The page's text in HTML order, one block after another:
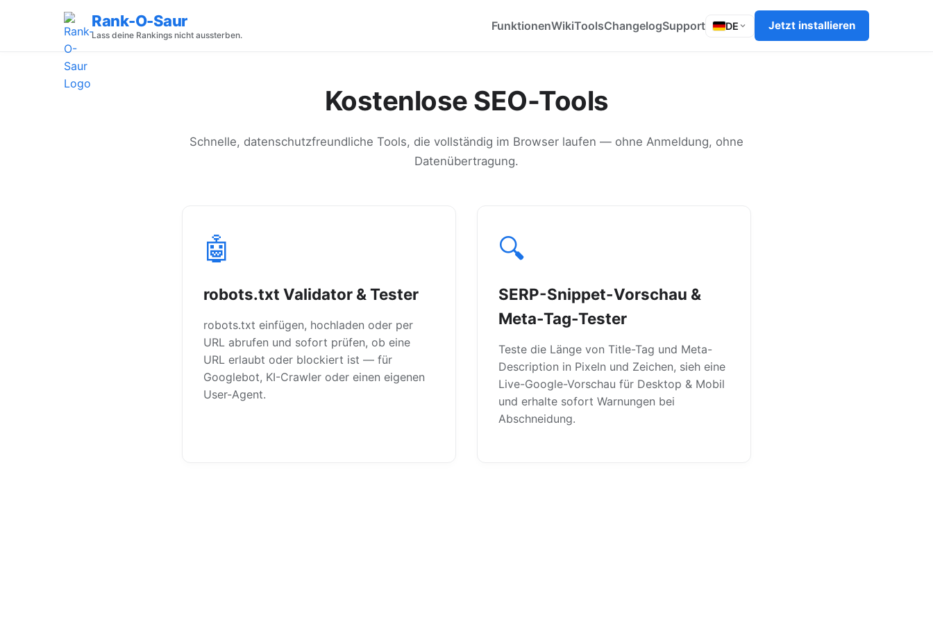
Rank-O-Saur
Lass deine Rankings nicht aussterben.
FunktionenWikiToolsChangelogSupport DE Jetzt installieren
Kostenlose SEO-Tools
Schnelle, datenschutzfreundliche Tools, die vollständig im Browser laufen — ohne Anmeldung, ohne
Datenübertragung.
🤖
robots.txt Validator & Tester
robots.txt einfügen, hochladen oder per
URL abrufen und sofort prüfen, ob eine
URL erlaubt oder blockiert ist — für
Googlebot, KI-Crawler oder einen eigenen
User-Agent.
🔍
SERP-Snippet-Vorschau &
Meta-Tag-Tester
Teste die Länge von Title-Tag und Meta-
Description in Pixeln und Zeichen, sieh eine
Live-Google-Vorschau für Desktop & Mobil
und erhalte sofort Warnungen bei
Abschneidung.